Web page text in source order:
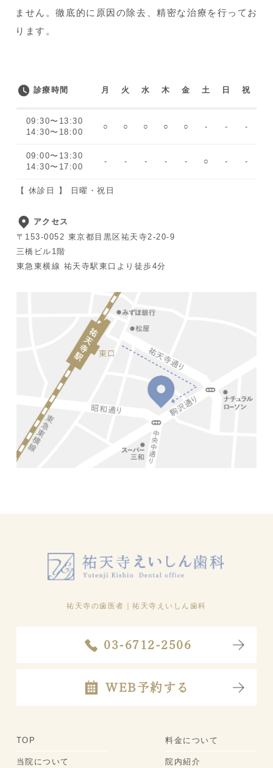
ません。徹底的に原因の除去、精密な治療を行ってお
ります。
診療時間 月 火 水 木 金 土 日 祝
09:30〜13:30
14:30〜18:00
○ ○ ○ ○ ○ - - -
09:00〜13:30
14:30〜17:00
- - - - - ○ - -
【 休診日 】 日曜・祝日
アクセス
〒153-0052 東京都目黒区祐天寺2-20-9
三橋ビル1階
東急東横線 祐天寺駅東口より徒歩4分
祐天寺の歯医者 ｜祐天寺えいしん歯科
03-6712-2506
WEB予約する
TOP
当院について
料金について
院内紹介